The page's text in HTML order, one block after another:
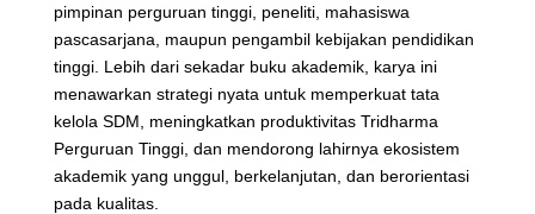
pimpinan perguruan tinggi, peneliti, mahasiswa
pascasarjana, maupun pengambil kebijakan pendidikan
tinggi. Lebih dari sekadar buku akademik, karya ini
menawarkan strategi nyata untuk memperkuat tata
kelola SDM, meningkatkan produktivitas Tridharma
Perguruan Tinggi, dan mendorong lahirnya ekosistem
akademik yang unggul, berkelanjutan, dan berorientasi
pada kualitas.